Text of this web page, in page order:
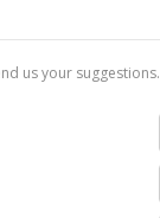
us your suggestions.